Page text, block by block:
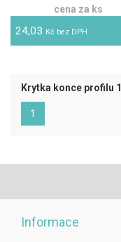
cena za ks
24,03 Kč bez DPH
Krytka konce profilu
1
Informace